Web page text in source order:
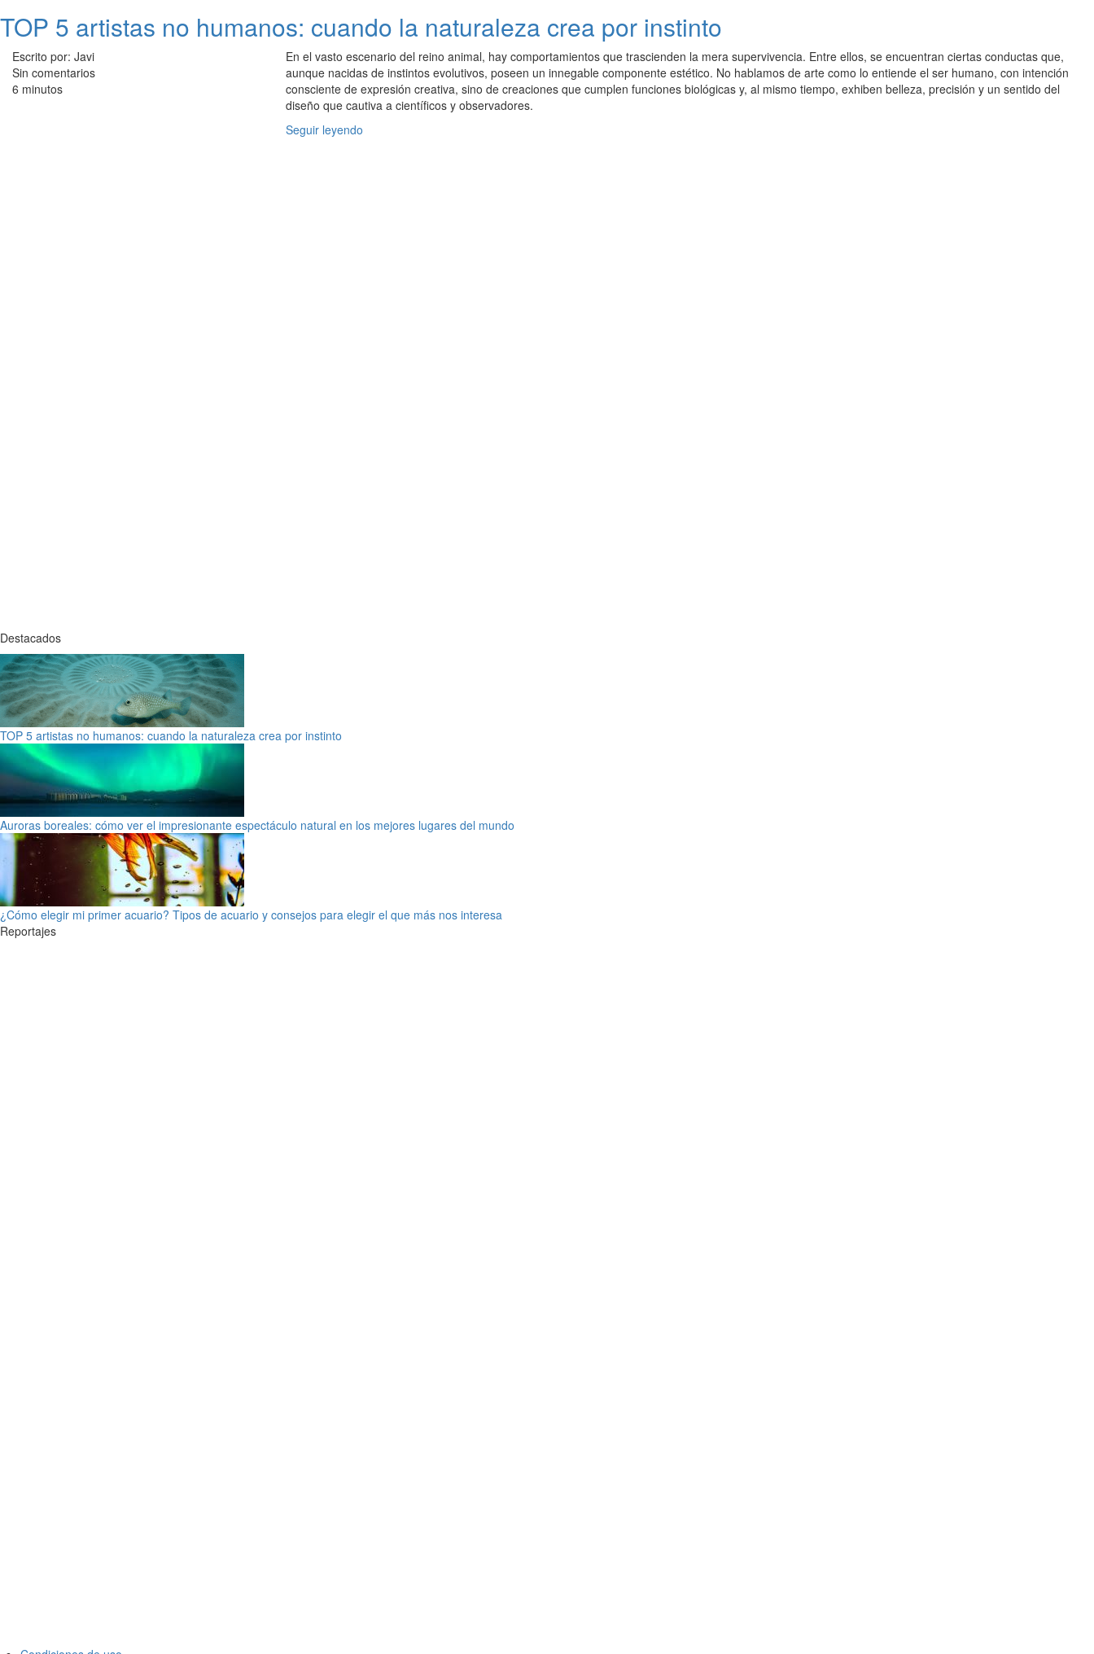
TOP 5 artistas no humanos: cuando la naturaleza crea por instinto
Escrito por: Javi
Sin comentarios
6 minutos
En el vasto escenario del reino animal, hay comportamientos que trascienden la mera supervivencia. Entre ellos, se encuentran ciertas conductas que,
aunque nacidas de instintos evolutivos, poseen un innegable componente estético. No hablamos de arte como lo entiende el ser humano, con intención
consciente de expresión creativa, sino de creaciones que cumplen funciones biológicas y, al mismo tiempo, exhiben belleza, precisión y un sentido del
diseño que cautiva a científicos y observadores.
Seguir leyendo
Destacados
TOP 5 artistas no humanos: cuando la naturaleza crea por instinto
Auroras boreales: cómo ver el impresionante espectáculo natural en los mejores lugares del mundo
¿Cómo elegir mi primer acuario? Tipos de acuario y consejos para elegir el que más nos interesa
Reportajes